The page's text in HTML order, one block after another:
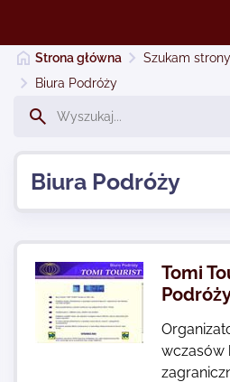
Najnowsze
Kontakt
Strona główna Szukam strony
Biura Podróży
Biura Podróży
Tomi
wczasów